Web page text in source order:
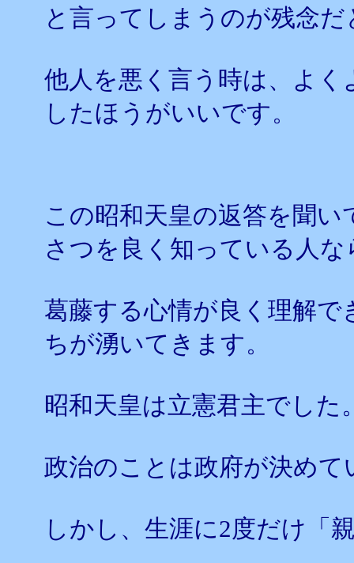
と言ってしまうのが残念だ
他人を悪く言う時は、よ
したほうがいいです。
この昭和天皇の返答を聞
さつを良く知っている人な
葛藤する心情が良く理解
ちが湧いてきます。
昭和天皇は立憲君主でした
政治のことは政府が決めて
しかし、生涯に2度だけ「